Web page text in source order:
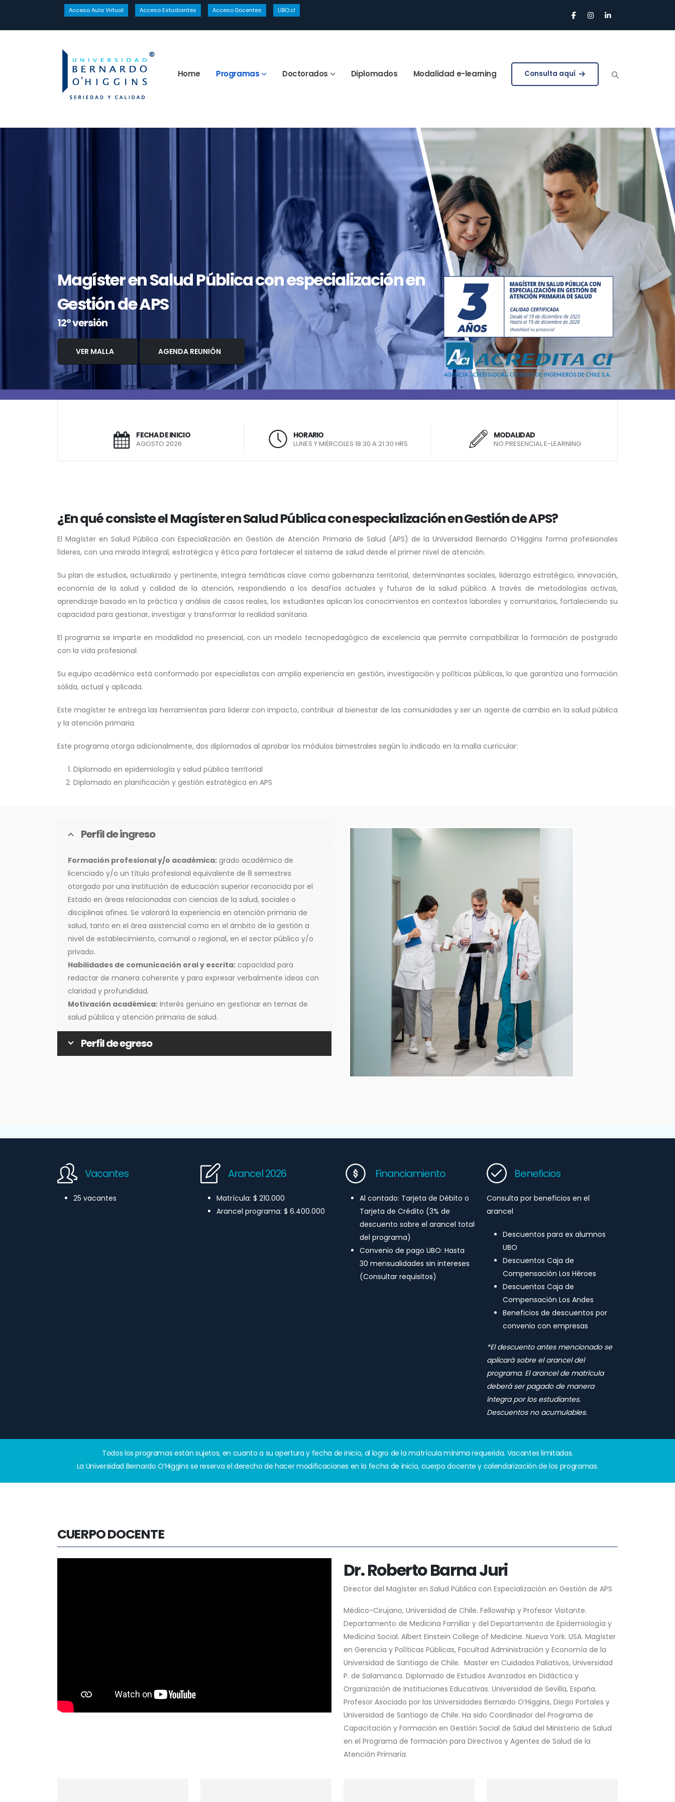
Acceso Aula Virtual Acceso Estudiantes Acceso Docentes UBO.cl
Home Programas Doctorados Diplomados Modalidad e-learning Consulta aquí
Magíster en Salud Pública con especialización en
Gestión de APS
12º versión
VER MALLA AGENDA REUNIÓN
FECHA DE INICIO
AGOSTO 2026
HORARIO
LUNES Y MIÉRCOLES 18:30 A 21:30 HRS
MODALIDAD
NO PRESENCIAL E-LEARNING
¿En qué consiste el Magíster en Salud Pública con especialización en Gestión de APS?
El Magíster en Salud Pública con Especialización en Gestión de Atención Primaria de Salud (APS) de la Universidad Bernardo O’Higgins forma profesionales
líderes, con una mirada integral, estratégica y ética para fortalecer el sistema de salud desde el primer nivel de atención.
Su plan de estudios, actualizado y pertinente, integra temáticas clave como gobernanza territorial, determinantes sociales, liderazgo estratégico, innovación,
economía de la salud y calidad de la atención, respondiendo a los desafíos actuales y futuros de la salud pública. A través de metodologías activas,
aprendizaje basado en la práctica y análisis de casos reales, los estudiantes aplican los conocimientos en contextos laborales y comunitarios, fortaleciendo su
capacidad para gestionar, investigar y transformar la realidad sanitaria.
El programa se imparte en modalidad no presencial, con un modelo tecnopedagógico de excelencia que permite compatibilizar la formación de postgrado
con la vida profesional.
Su equipo académico está conformado por especialistas con amplia experiencia en gestión, investigación y políticas públicas, lo que garantiza una formación
sólida, actual y aplicada.
Este magíster te entrega las herramientas para liderar con impacto, contribuir al bienestar de las comunidades y ser un agente de cambio en la salud pública
y la atención primaria.
Este programa otorga adicionalmente, dos diplomados al aprobar los módulos bimestrales según lo indicado en la malla curricular:
Diplomado en epidemiología y salud pública territorial
Diplomado en planificación y gestión estratégica en APS
Perfil de ingreso
Formación profesional y/o académica: grado académico de
licenciado y/o un título profesional equivalente de 8 semestres
otorgado por una institución de educación superior reconocida por el
Estado en áreas relacionadas con ciencias de la salud, sociales o
disciplinas afines. Se valorará la experiencia en atención primaria de
salud, tanto en el área asistencial como en el ámbito de la gestión a
nivel de establecimiento, comunal o regional, en el sector público y/o
privado.
Habilidades de comunicación oral y escrita: capacidad para
redactar de manera coherente y para expresar verbalmente ideas con
claridad y profundidad.
Motivación académica: Interés genuino en gestionar en temas de
salud pública y atención primaria de salud.
Perfil de egreso
Vacantes
25 vacantes
Arancel 2026
Matrícula: $ 210.000
Arancel programa: $ 6.400.000
Financiamiento
Al contado: Tarjeta de Débito o
Tarjeta de Crédito (3% de
descuento sobre el arancel total
del programa)
Convenio de pago UBO: Hasta
30 mensualidades sin intereses
(Consultar requisitos)
Beneficios
Consulta por beneficios en el
arancel
Descuentos para ex alumnos
UBO
Descuentos Caja de
Compensación Los Héroes
Descuentos Caja de
Compensación Los Andes
Beneficios de descuentos por
convenio con empresas
*El descuento antes mencionado se
aplicará sobre el arancel del
programa. El arancel de matrícula
deberá ser pagado de manera
íntegra por los estudiantes.
Descuentos no acumulables.
Todos los programas están sujetos, en cuanto a su apertura y fecha de inicio, al logro de la matrícula mínima requerida. Vacantes limitadas.
La Universidad Bernardo O’Higgins se reserva el derecho de hacer modificaciones en la fecha de inicio, cuerpo docente y calendarización de los programas.
CUERPO DOCENTE
Dr. Roberto Barna Juri
Director del Magíster en Salud Pública con Especialización en Gestión de APS
Médico-Cirujano, Universidad de Chile. Fellowship y Profesor Visitante.
Departamento de Medicina Familiar y del Departamento de Epidemiología y
Medicina Social. Albert Einstein College of Medicine. Nueva York. USA. Magíster
en Gerencia y Políticas Públicas, Facultad Administración y Economía de la
Universidad de Santiago de Chile. Master en Cuidados Paliativos, Universidad
P. de Salamanca. Diplomado de Estudios Avanzados en Didáctica y
Organización de Instituciones Educativas. Universidad de Sevilla, España.
Profesor Asociado por las Universidades Bernardo O’Higgins, Diego Portales y
Universidad de Santiago de Chile. Ha sido Coordinador del Programa de
Capacitación y Formación en Gestión Social de Salud del Ministerio de Salud
en el Programa de formación para Directivos y Agentes de Salud de la
Atención Primaria.